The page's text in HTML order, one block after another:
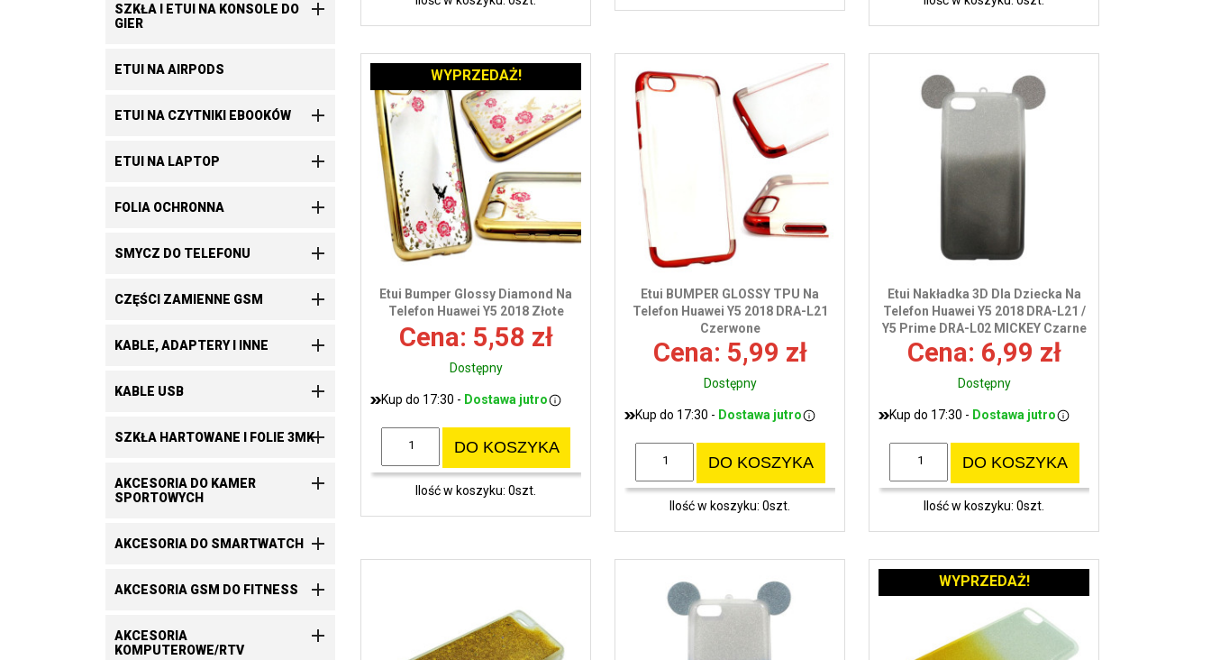
SZKŁA I ETUI NA KONSOLE DO
GIER

ETUI NA AIRPODS
ETUI NA CZYTNIKI EBOOKÓW 
ETUI NA LAPTOP 
FOLIA OCHRONNA 
SMYCZ DO TELEFONU 
CZĘŚCI ZAMIENNE GSM 
KABLE, ADAPTERY I INNE 
KABLE USB 
SZKŁA HARTOWANE I FOLIE 3MK
AKCESORIA DO KAMER
SPORTOWYCH

AKCESORIA DO SMARTWATCH 
AKCESORIA GSM DO FITNESS 
AKCESORIA
KOMPUTEROWE/RTV

Etui Bumper Glossy Diamond Na
Telefon Huawei Y5 2018 Złote
Cena: 5,58 zł
Dostępny
Kup do 17:30 - Dostawa jutro
DO KOSZYKA
Ilość w koszyku: 0szt.
WYPRZEDAŻ!
Etui BUMPER GLOSSY TPU Na
Telefon Huawei Y5 2018 DRA-L21
Czerwone
Cena: 5,99 zł
Dostępny
Kup do 17:30 - Dostawa jutro
DO KOSZYKA
Ilość w koszyku: 0szt.
Etui Nakładka 3D Dla Dziecka Na
Telefon Huawei Y5 2018 DRA-L21 /
Y5 Prime DRA-L02 MICKEY Czarne
Cena: 6,99 zł
Dostępny
Kup do 17:30 - Dostawa jutro
DO KOSZYKA
Ilość w koszyku: 0szt.
WYPRZEDAŻ!